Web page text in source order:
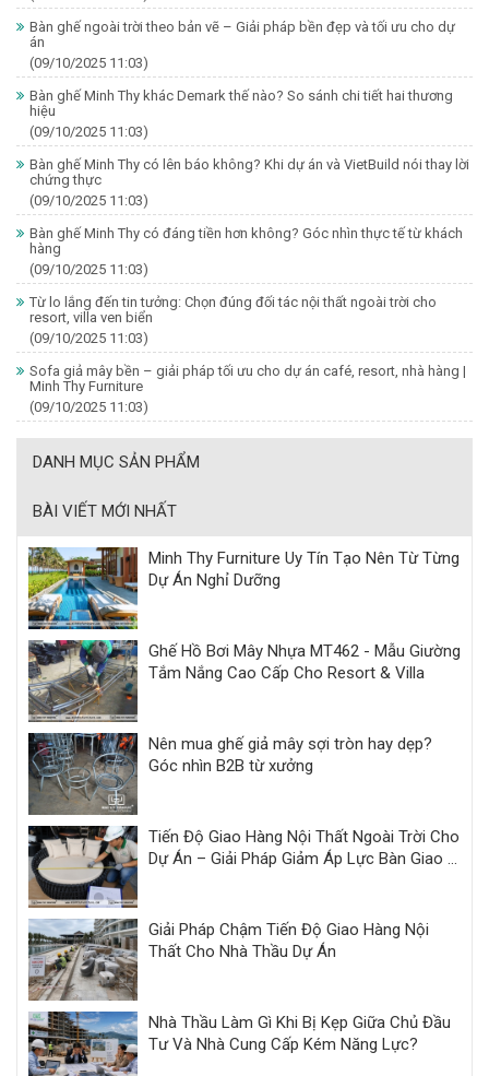
Bàn ghế ngoài trời theo bản vẽ – Giải pháp bền đẹp và tối ưu cho dự
án
(09/10/2025 11:03)
Bàn ghế Minh Thy khác Demark thế nào? So sánh chi tiết hai thương
hiệu
(09/10/2025 11:03)
Bàn ghế Minh Thy có lên báo không? Khi dự án và VietBuild nói thay lời
chứng thực
(09/10/2025 11:03)
Bàn ghế Minh Thy có đáng tiền hơn không? Góc nhìn thực tế từ khách
hàng
(09/10/2025 11:03)
Từ lo lắng đến tin tưởng: Chọn đúng đối tác nội thất ngoài trời cho
resort, villa ven biển
(09/10/2025 11:03)
Sofa giả mây bền – giải pháp tối ưu cho dự án café, resort, nhà hàng |
Minh Thy Furniture
(09/10/2025 11:03)
DANH MỤC SẢN PHẨM
BÀI VIẾT MỚI NHẤT
Minh Thy Furniture Uy Tín Tạo Nên Từ Từng
Dự Án Nghỉ Dưỡng
Ghế Hồ Bơi Mây Nhựa MT462 - Mẫu Giường
Tắm Nắng Cao Cấp Cho Resort & Villa
Nên mua ghế giả mây sợi tròn hay dẹp?
Góc nhìn B2B từ xưởng
Tiến Độ Giao Hàng Nội Thất Ngoài Trời Cho
Dự Án – Giải Pháp Giảm Áp Lực Bàn Giao |
Giải Pháp Chậm Tiến Độ Giao Hàng Nội
Thất Cho Nhà Thầu Dự Án
Nhà Thầu Làm Gì Khi Bị Kẹp Giữa Chủ Đầu
Tư Và Nhà Cung Cấp Kém Năng Lực?